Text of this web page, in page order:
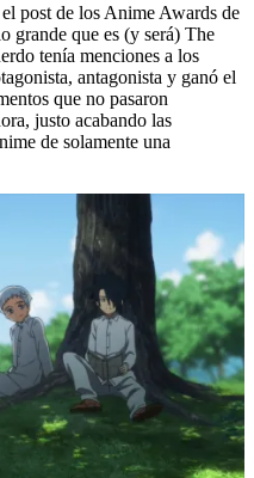
post de los Anime Awards de
grande que es (y será) The
tenía menciones a los
antagonista y ganó el
que no pasaron
justo acabando las
de solamente una